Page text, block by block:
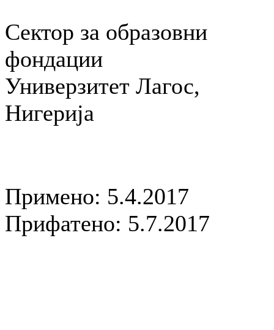
Сектор за образовни
фондации
Универзитет Лагос,
Нигерија
Примено: 5.4.2017
Прифатено: 5.7.2017